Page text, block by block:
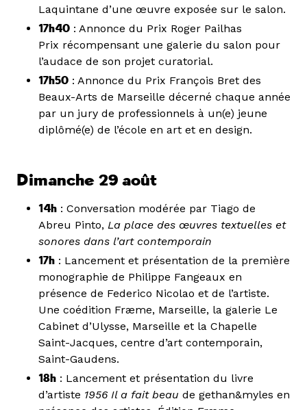
Laquintane d’une œuvre exposée sur le salon.
17h40 : Annonce du Prix Roger Pailhas
Prix récompensant une galerie du salon pour
l’audace de son projet curatorial.
17h50 : Annonce du Prix François Bret des
Beaux-Arts de Marseille décerné chaque année
par un jury de professionnels à un(e) jeune
diplômé(e) de l’école en art et en design.
Dimanche 29 août
14h : Conversation modérée par Tiago de
Abreu Pinto, La place des œuvres textuelles et
sonores dans l’art contemporain
17h : Lancement et présentation de la première
monographie de Philippe Fangeaux en
présence de Federico Nicolao et de l’artiste.
Une coédition Fræme, Marseille, la galerie Le
Cabinet d’Ulysse, Marseille et la Chapelle
Saint-Jacques, centre d’art contemporain,
Saint-Gaudens.
18h : Lancement et présentation du livre
d’artiste 1956 Il a fait beau de gethan&myles en